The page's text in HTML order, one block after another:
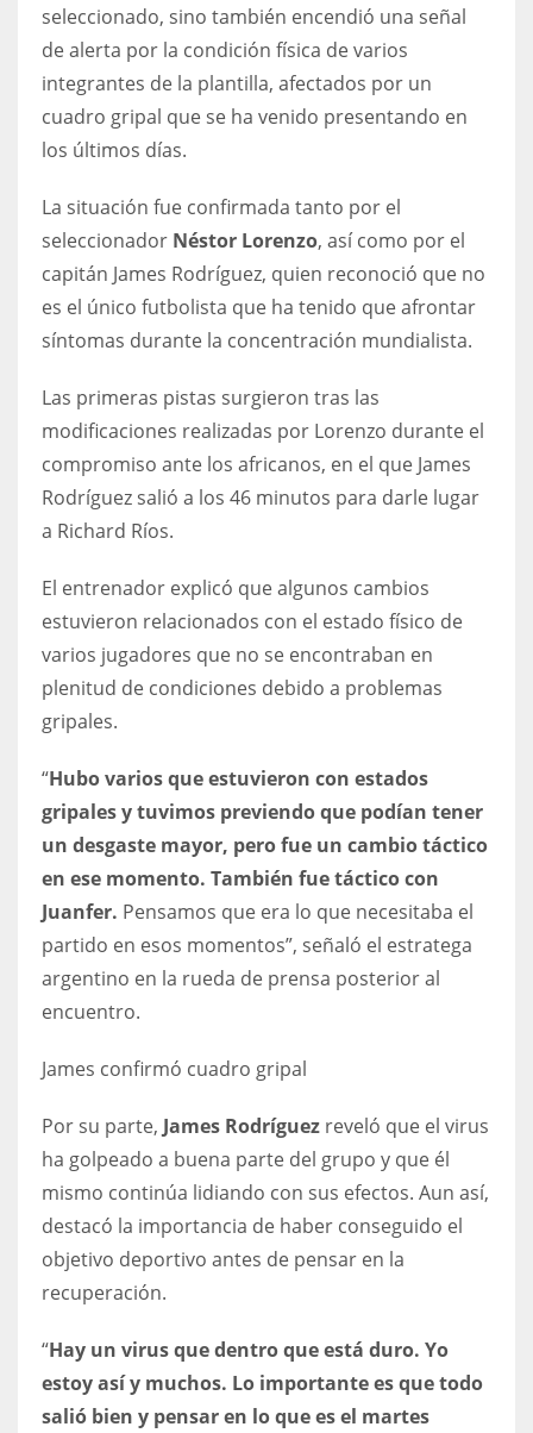
34
MIN
6
DEN
24
PIT
20
NE
16
OAK
19
NYG
24
MIA
DAL
seleccionado, sino también encendió una señal
de alerta por la condición física de varios
integrantes de la plantilla, afectados por un
cuadro gripal que se ha venido presentando en
los últimos días.
La situación fue confirmada tanto por el
seleccionador Néstor Lorenzo, así como por el
capitán James Rodríguez, quien reconoció que no
es el único futbolista que ha tenido que afrontar
síntomas durante la concentración mundialista.
Las primeras pistas surgieron tras las
modificaciones realizadas por Lorenzo durante el
compromiso ante los africanos, en el que James
Rodríguez salió a los 46 minutos para darle lugar
a Richard Ríos.
El entrenador explicó que algunos cambios
estuvieron relacionados con el estado físico de
varios jugadores que no se encontraban en
plenitud de condiciones debido a problemas
gripales.
“Hubo varios que estuvieron con estados
gripales y tuvimos previendo que podían tener
un desgaste mayor, pero fue un cambio táctico
en ese momento. También fue táctico con
Juanfer. Pensamos que era lo que necesitaba el
partido en esos momentos”, señaló el estratega
argentino en la rueda de prensa posterior al
encuentro.
James confirmó cuadro gripal
Por su parte, James Rodríguez reveló que el virus
ha golpeado a buena parte del grupo y que él
mismo continúa lidiando con sus efectos. Aun así,
destacó la importancia de haber conseguido el
objetivo deportivo antes de pensar en la
recuperación.
“Hay un virus que dentro que está duro. Yo
estoy así y muchos. Lo importante es que todo
salió bien y pensar en lo que es el martes